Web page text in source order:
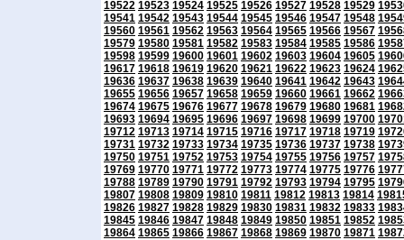
19522 19523 19524 19525 19526 19527 19528 19529
19541 19542 19543 19544 19545 19546 19547 19548
19560 19561 19562 19563 19564 19565 19566 19567
19579 19580 19581 19582 19583 19584 19585 19586
19598 19599 19600 19601 19602 19603 19604 19605
19617 19618 19619 19620 19621 19622 19623 19624
19636 19637 19638 19639 19640 19641 19642 19643
19655 19656 19657 19658 19659 19660 19661 19662
19674 19675 19676 19677 19678 19679 19680 19681
19693 19694 19695 19696 19697 19698 19699 19700
19712 19713 19714 19715 19716 19717 19718 19719
19731 19732 19733 19734 19735 19736 19737 19738
19750 19751 19752 19753 19754 19755 19756 19757
19769 19770 19771 19772 19773 19774 19775 19776
19788 19789 19790 19791 19792 19793 19794 19795
19807 19808 19809 19810 19811 19812 19813 19814
19826 19827 19828 19829 19830 19831 19832 19833
19845 19846 19847 19848 19849 19850 19851 19852
19864 19865 19866 19867 19868 19869 19870 19871